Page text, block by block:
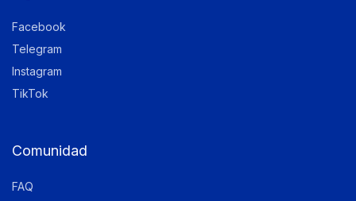
Facebook
Telegram
Instagram
TikTok
Comunidad
FAQ